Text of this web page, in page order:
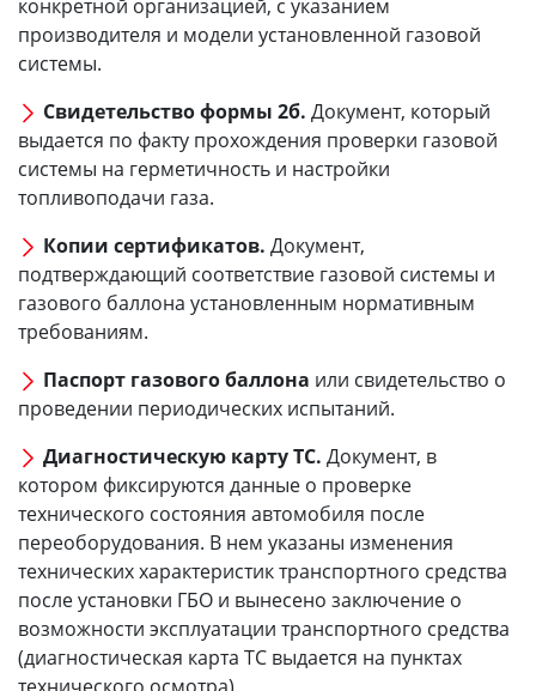
конкретной организацией, с указанием
производителя и модели установленной газовой
системы.
Свидетельство формы 2б. Документ, который
выдается по факту прохождения проверки газовой
системы на герметичность и настройки
топливоподачи газа.
Копии сертификатов. Документ,
подтверждающий соответствие газовой системы и
газового баллона установленным нормативным
требованиям.
Паспорт газового баллона или свидетельство о
проведении периодических испытаний.
Диагностическую карту ТС. Документ, в
котором фиксируются данные о проверке
технического состояния автомобиля после
переоборудования. В нем указаны изменения
технических характеристик транспортного средства
после установки ГБО и вынесено заключение о
возможности эксплуатации транспортного средства
(диагностическая карта ТС выдается на пунктах